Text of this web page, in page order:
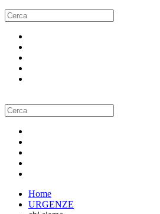
Home
URGENZE